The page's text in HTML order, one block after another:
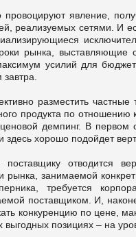
явление,
реализуемых сетями. И
рынка,
усилий для
разместить
продукта по отношению
демпинг. В первом
хорошо подойдет
отводится
рынка, занимаемой
требуется
поставщиком. И,
конкуренцию по цене,
позициях – на